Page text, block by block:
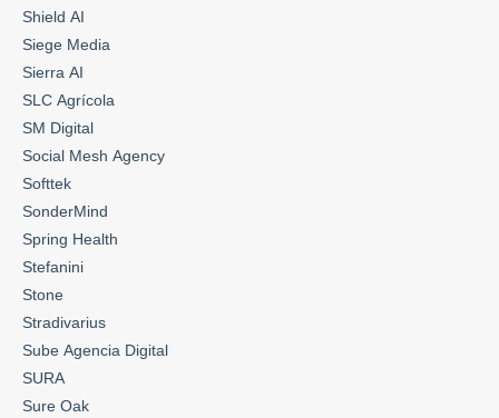
Shield AI
Siege Media
Sierra AI
SLC Agrícola
SM Digital
Social Mesh Agency
Softtek
SonderMind
Spring Health
Stefanini
Stone
Stradivarius
Sube Agencia Digital
SURA
Sure Oak